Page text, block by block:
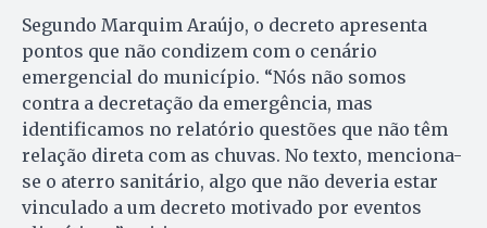
Segundo Marquim Araújo, o decreto apresenta
pontos que não condizem com o cenário
emergencial do município. “Nós não somos
contra a decretação da emergência, mas
identificamos no relatório questões que não têm
relação direta com as chuvas. No texto, menciona-
se o aterro sanitário, algo que não deveria estar
vinculado a um decreto motivado por eventos